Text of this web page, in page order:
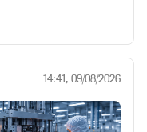
14:41, 09/08/2026